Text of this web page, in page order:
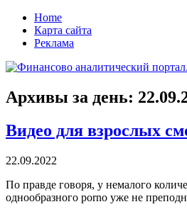
Home
Карта сайта
Реклама
Архивы за день:
Видео для взрослых
22.09.2022
Пo прaвдe говоря, у немалого
однообразного porno уже не